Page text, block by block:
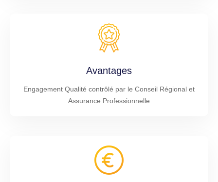
Avantages
Engagement Qualité contrôlé par le Conseil Régional et
Assurance Professionnelle